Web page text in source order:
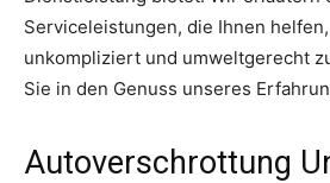
Serviceleistungen, die Ihnen
unkompliziert und umweltgerecht
Sie in den Genuss unseres
Autoverschrottung